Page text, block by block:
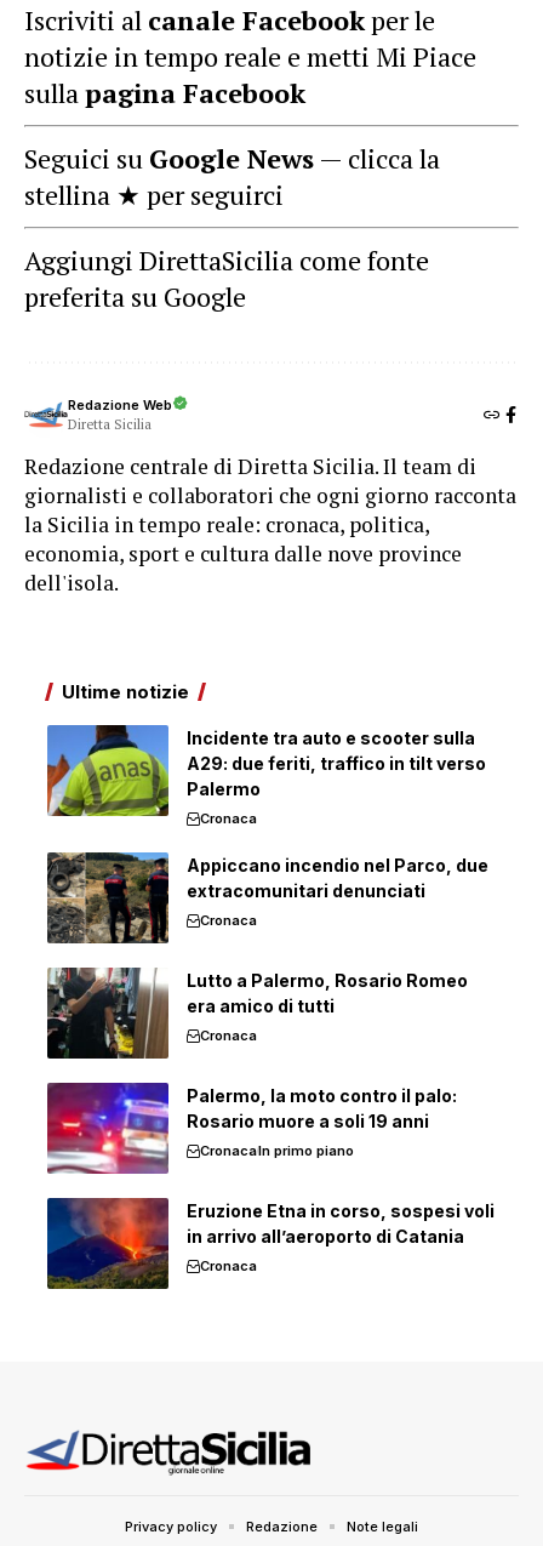
Iscriviti al canale Facebookper le
notizie in tempo reale e metti Mi Piace
sullapagina Facebook
Seguici su Google News — clicca la
stellina ★ per seguirci
Aggiungi DirettaSicilia come fonte
preferita su Google
Redazione Web
Diretta Sicilia
Redazione centrale di Diretta Sicilia. Il team di
giornalisti e collaboratori che ogni giorno racconta
la Sicilia in tempo reale: cronaca, politica,
economia, sport e cultura dalle nove province
dell'isola.
Ultime notizie
Incidente tra auto e scooter sulla
A29: due feriti, traffico in tilt verso
Palermo
Cronaca
Appiccano incendio nel Parco, due
extracomunitari denunciati
Cronaca
Lutto a Palermo, Rosario Romeo
era amico di tutti
Cronaca
Palermo, la moto contro il palo:
Rosario muore a soli 19 anni
CronacaIn primo piano
Eruzione Etna in corso, sospesi voli
in arrivo all’aeroporto di Catania
Cronaca
Privacy policy Redazione
Note legali